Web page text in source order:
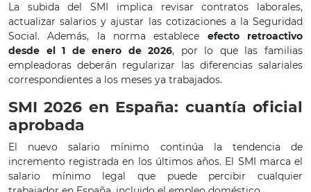
La subida del SMI implica revisar contratos laborales,
actualizar salarios y ajustar las cotizaciones a la Seguridad
Social. Además, la norma establece efecto retroactivo
desde el 1 de enero de 2026, por lo que las familias
empleadoras deberán regularizar las diferencias salariales
correspondientes a los meses ya trabajados.
SMI 2026 en España: cuantía oficial
aprobada
El nuevo salario mínimo continúa la tendencia de
incremento registrada en los últimos años. El SMI marca el
salario mínimo legal que puede percibir cualquier